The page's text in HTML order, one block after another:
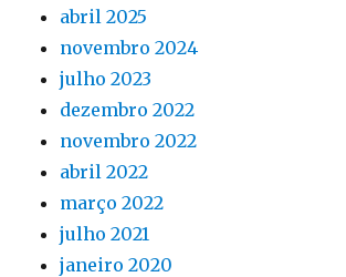
abril 2025
novembro 2024
julho 2023
dezembro 2022
novembro 2022
abril 2022
março 2022
julho 2021
janeiro 2020